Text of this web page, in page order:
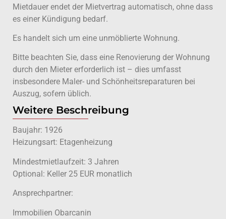
Mietdauer endet der Mietvertrag automatisch, ohne dass
es einer Kündigung bedarf.
Es handelt sich um eine unmöblierte Wohnung.
Bitte beachten Sie, dass eine Renovierung der Wohnung
durch den Mieter erforderlich ist – dies umfasst
insbesondere Maler- und Schönheitsreparaturen bei
Auszug, sofern üblich.
Weitere Beschreibung
Baujahr: 1926
Heizungsart: Etagenheizung
Mindestmietlaufzeit: 3 Jahren
Optional: Keller 25 EUR monatlich
Ansprechpartner:
Immobilien Obarcanin